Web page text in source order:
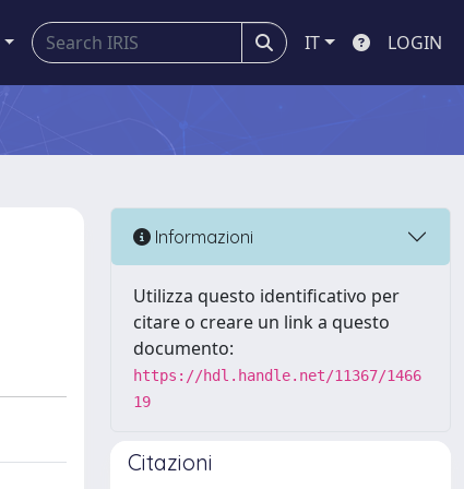
IT LOGIN
Informazioni
Utilizza questo identificativo per
citare o creare un link a questo
documento:
https://hdl.handle.net/11367/1466
19
Citazioni